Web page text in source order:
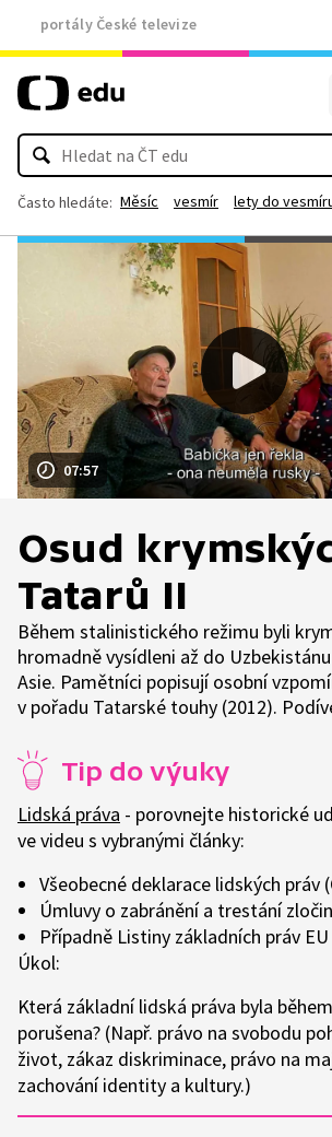
portály České televize
Často hledáte: Měsíc vesmír lety do
07:57
Osud
Tatarů II
Během stalinistického režimu byli
hromadně vysídleni až do
Asie. Pamětníci popisují osobní
v pořadu Tatarské touhy (2012).
Tip do výuky
Lidská práva - porovnejte historické
ve videu s vybranými články:
Všeobecné deklarace lidských práv
Úmluvy o zabránění a trestání
Případně Listiny základních práv EU
Úkol:
Která základní lidská práva byla
porušena? (Např. právo na svobodu
život, zákaz diskriminace, právo na
zachování identity a kultury.)